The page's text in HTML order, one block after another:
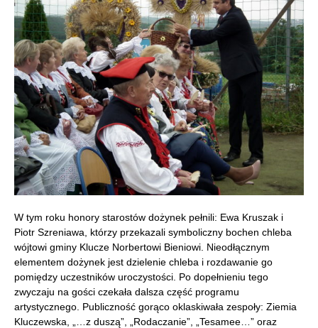
W tym roku honory starostów dożynek pełnili: Ewa Kruszak i
Piotr Szreniawa, którzy przekazali symboliczny bochen chleba
wójtowi gminy Klucze Norbertowi Bieniowi. Nieodłącznym
elementem dożynek jest dzielenie chleba i rozdawanie go
pomiędzy uczestników uroczystości. Po dopełnieniu tego
zwyczaju na gości czekała dalsza część programu
artystycznego. Publiczność gorąco oklaskiwała zespoły: Ziemia
Kluczewska, „…z duszą”, „Rodaczanie”, „Tesamee…” oraz